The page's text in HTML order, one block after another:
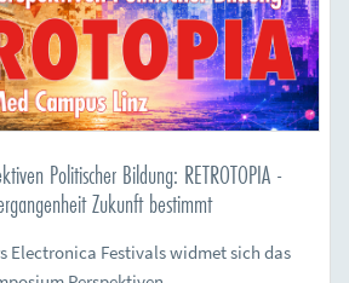
Politischer Bildung: RETROTOPIA -
Zukunft bestimmt
Electronica Festivals widmet sich das